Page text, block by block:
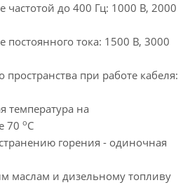
частотой до 400 Гц: 1000 В, 2000
постоянного тока: 1500 В, 3000
пространства при работе кабеля:
температура на
70 оС
горения - одиночная
маслам и дизельному топливу